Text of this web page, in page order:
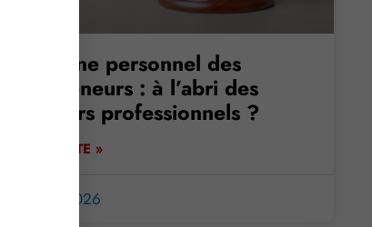
Patrimoine personnel des
entrepreneurs : à l’abri des
créanciers professionnels ?
LIRE LA SUITE »
16 février 2026